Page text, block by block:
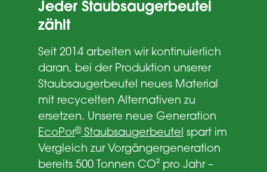
Jeder Staubsaugerbeutel
zählt
Seit 2014 arbeiten wir kontinuierlich
daran, bei der Produktion unserer
Staubsaugerbeutel neues Material
mit recycelten Alternativen zu
ersetzen. Unsere neue Generation
EcoPor®Staubsaugerbeutel spart im
Vergleich zur Vorgängergeneration
bereits 500 Tonnen CO² pro Jahr –